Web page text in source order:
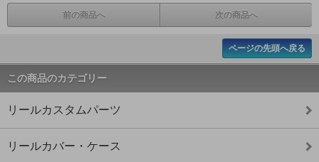
前の商品へ 次の商品へ
ページの先頭へ戻る
この商品のカテゴリー
リールカスタムパーツ
リールカバー・ケース